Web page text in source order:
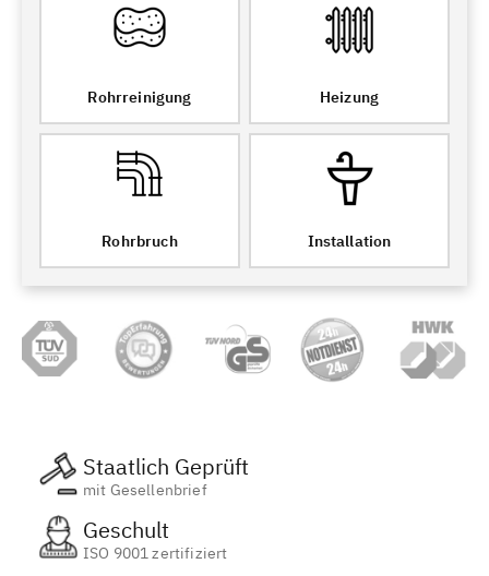
Rohrreinigung Heizung
Rohrbruch Installation
Staatlich Geprüft
mit Gesellenbrief
Geschult
ISO 9001 zertifiziert